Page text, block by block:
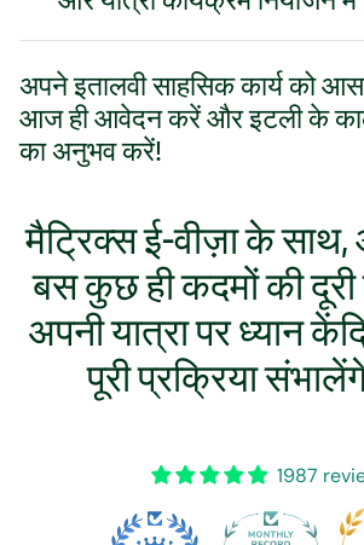
अपने इतालवी साहसिक कार्य को
आज ही आवेदन करें और इटली के
का अनुभव करें!
मैट्रिक्स ई-वीज़ा के साथ,
बस कुछ ही कदमों की
अपनी यात्रा पर ध्यान
पूरी प्रक्रिया
1987